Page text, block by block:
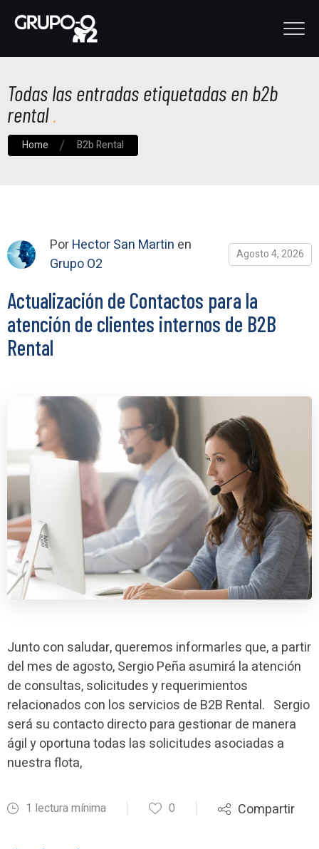
Todas las entradas etiquetadas en b2b
rental
Home B2b Rental
PorHector San Martin en
Grupo O2
Agosto 4, 2026
Actualización de Contactos para la
atención de clientes internos de B2B
Rental
Junto con saludar, queremos informarles que, a partir
del mes de agosto, Sergio Peña asumirá la atención
de consultas, solicitudes y requerimientos
relacionados con los servicios de B2B Rental. Sergio
será su contacto directo para gestionar de manera
ágil y oportuna todas las solicitudes asociadas a
nuestra flota,
1 lectura mínima 0 Compartir